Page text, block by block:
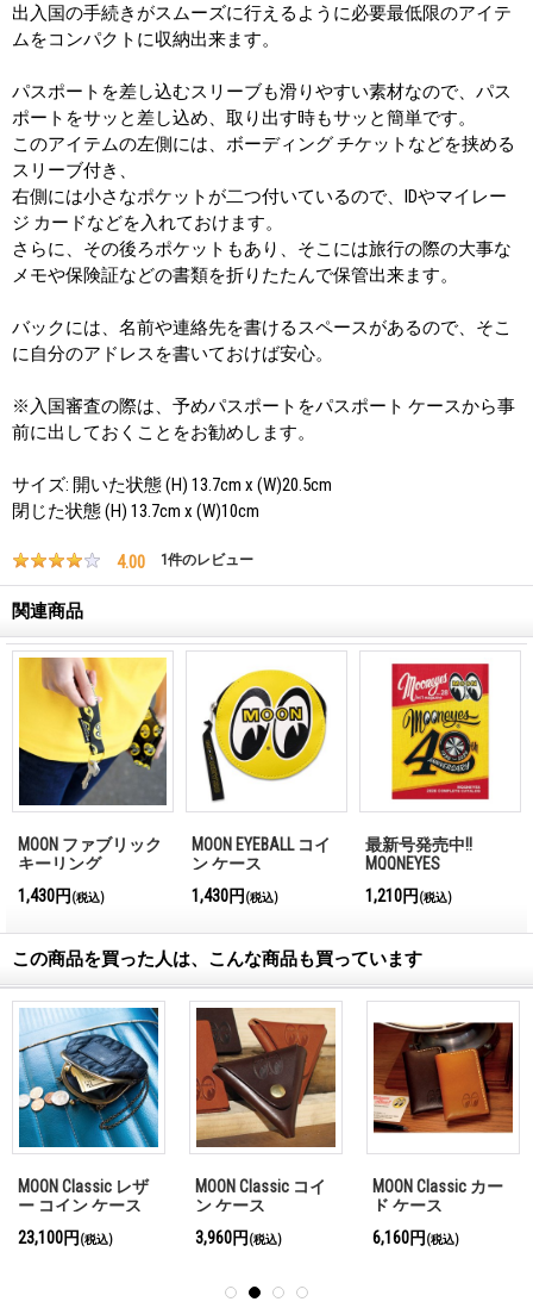
出入国の手続きがスムーズに行えるように必要最低限のアイテ
ムをコンパクトに収納出来ます。
パスポートを差し込むスリーブも滑りやすい素材なので、パス
ポートをサッと差し込め、取り出す時もサッと簡単です。
このアイテムの左側には、ボーディング チケットなどを挟める
スリーブ付き、
右側には小さなポケットが二つ付いているので、IDやマイレー
ジ カードなどを入れておけます。
さらに、その後ろポケットもあり、そこには旅行の際の大事な
メモや保険証などの書類を折りたたんで保管出来ます。
バックには、名前や連絡先を書けるスペースがあるので、そこ
に自分のアドレスを書いておけば安心。
※入国審査の際は、予めパスポートをパスポート ケースから事
前に出しておくことをお勧めします。
サイズ: 開いた状態 (H) 13.7cm x (W)20.5cm
閉じた状態 (H) 13.7cm x (W)10cm
4.00 1件のレビュー
関連商品
MOON ファブリック
キーリング
1,430円 (税込)
MOON EYEBALL コイ
ン ケース
1,430円 (税込)
最新号発売中!!
MQQNEYES
Magazine No.28 2026
1,210円 (税込)
この商品を買った人は、こんな商品も買っています
MOON Classic レザ
ー コイン ケース
23,100円 (税込)
MOON Classic コイ
ン ケース
3,960円 (税込)
MOON Classic カー
ド ケース
6,160円 (税込)